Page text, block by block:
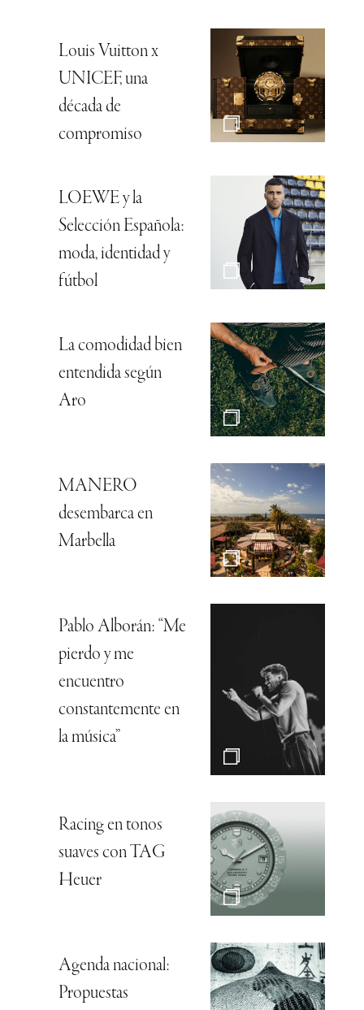
Louis Vuitton x
UNICEF, una
década de
compromiso
LOEWE y la
Selección Española:
moda, identidad y
fútbol
La comodidad bien
entendida según
Aro
MANERO
desembarca en
Marbella
Pablo Alborán: “Me
pierdo y me
encuentro
constantemente en
la música”
Racing en tonos
suaves con TAG
Heuer
Agenda nacional:
Propuestas